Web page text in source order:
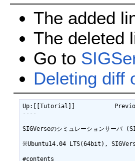
The added
The deleted
Go to
Deleting diff
Up:[[Tutorial]]　　 　　　　
----
SIGVerseのシミュレーションサーバ
※Ubuntu14.04 LTS(64bit), SIGVerse
#contents